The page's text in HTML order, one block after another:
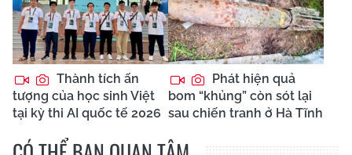
Thành tích ấn
tượng của học sinh Việt
tại kỳ thi AI quốc tế 2026
Phát hiện quả
bom “khủng” còn sót lại
sau chiến tranh ở Hà Tĩnh